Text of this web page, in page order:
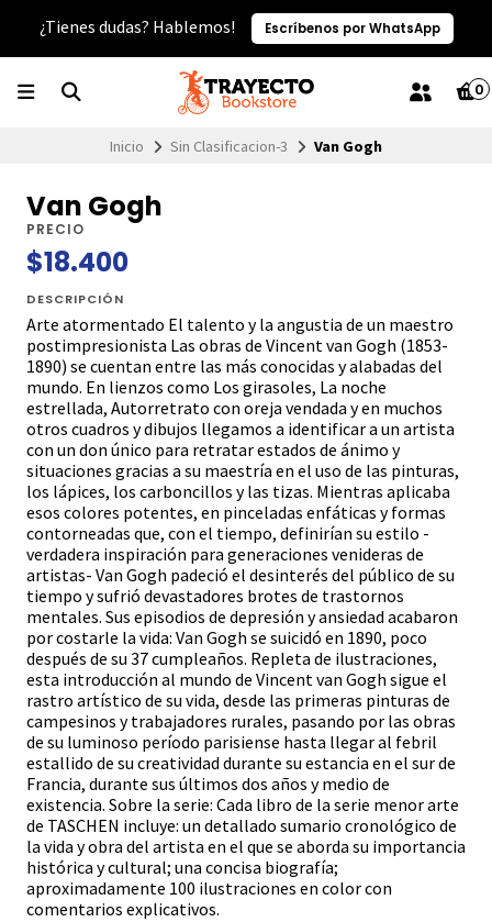
¿Tienes dudas? Hablemos! Escríbenos por WhatsApp
0
Inicio Sin Clasificacion-3 Van Gogh
Van Gogh
PRECIO
$18.400
DESCRIPCIÓN
Arte atormentado El talento y la angustia de un maestro
postimpresionista Las obras de Vincent van Gogh (1853-
1890) se cuentan entre las más conocidas y alabadas del
mundo. En lienzos como Los girasoles, La noche
estrellada, Autorretrato con oreja vendada y en muchos
otros cuadros y dibujos llegamos a identificar a un artista
con un don único para retratar estados de ánimo y
situaciones gracias a su maestría en el uso de las pinturas,
los lápices, los carboncillos y las tizas. Mientras aplicaba
esos colores potentes, en pinceladas enfáticas y formas
contorneadas que, con el tiempo, definirían su estilo -
verdadera inspiración para generaciones venideras de
artistas- Van Gogh padeció el desinterés del público de su
tiempo y sufrió devastadores brotes de trastornos
mentales. Sus episodios de depresión y ansiedad acabaron
por costarle la vida: Van Gogh se suicidó en 1890, poco
después de su 37 cumpleaños. Repleta de ilustraciones,
esta introducción al mundo de Vincent van Gogh sigue el
rastro artístico de su vida, desde las primeras pinturas de
campesinos y trabajadores rurales, pasando por las obras
de su luminoso período parisiense hasta llegar al febril
estallido de su creatividad durante su estancia en el sur de
Francia, durante sus últimos dos años y medio de
existencia. Sobre la serie: Cada libro de la serie menor arte
de TASCHEN incluye: un detallado sumario cronológico de
la vida y obra del artista en el que se aborda su importancia
histórica y cultural; una concisa biografía;
aproximadamente 100 ilustraciones en color con
comentarios explicativos.